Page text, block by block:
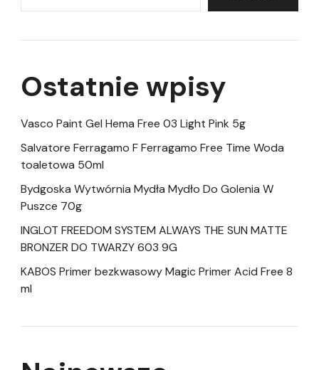
Ostatnie wpisy
Vasco Paint Gel Hema Free 03 Light Pink 5g
Salvatore Ferragamo F Ferragamo Free Time Woda
toaletowa 50ml
Bydgoska Wytwórnia Mydła Mydło Do Golenia W
Puszce 70g
INGLOT FREEDOM SYSTEM ALWAYS THE SUN MATTE
BRONZER DO TWARZY 603 9G
KABOS Primer bezkwasowy Magic Primer Acid Free 8
ml